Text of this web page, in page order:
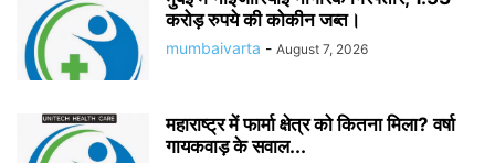
करोड़ रुपये की कोकीन जब्त।
mumbaivarta - August 7, 2026
महाराष्ट्र में फार्मा क्षेत्र को कितना मिला? वर्षा
गायकवाड़ के सवाल...